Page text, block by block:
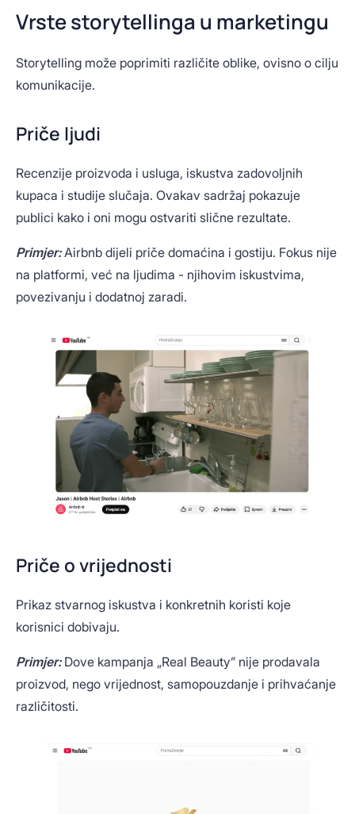
Vrste storytellinga u marketingu
Storytelling može poprimiti različite oblike, ovisno o cilju
komunikacije.
Priče ljudi
Recenzije proizvoda i usluga, iskustva zadovoljnih
kupaca i studije slučaja. Ovakav sadržaj pokazuje
publici kako i oni mogu ostvariti slične rezultate.
Primjer:Airbnb dijeli priče domaćina i gostiju. Fokus nije
na platformi, već na ljudima - njihovim iskustvima,
povezivanju i dodatnoj zaradi.
Priče o vrijednosti
Prikaz stvarnog iskustva i konkretnih koristi koje
korisnici dobivaju.
Primjer:Dove kampanja „Real Beauty” nije prodavala
proizvod, nego vrijednost, samopouzdanje i prihvaćanje
različitosti.